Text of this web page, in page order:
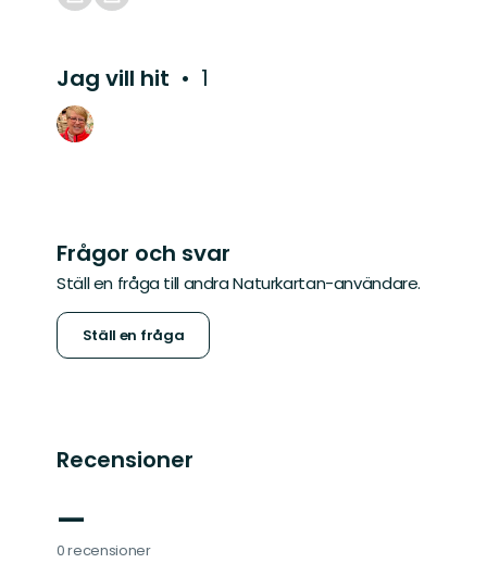
Jag vill hit 1
Frågor och svar
Ställ en fråga till andra Naturkartan-användare.
Ställ en fråga
Recensioner
—
0 recensioner